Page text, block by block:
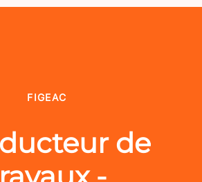
FIGEAC
de